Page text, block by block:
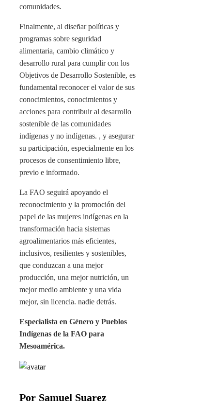
comunidades.
Finalmente, al diseñar políticas y
programas sobre seguridad
alimentaria, cambio climático y
desarrollo rural para cumplir con los
Objetivos de Desarrollo Sostenible, es
fundamental reconocer el valor de sus
conocimientos, conocimientos y
acciones para contribuir al desarrollo
sostenible de las comunidades
indígenas y no indígenas. , y asegurar
su participación, especialmente en los
procesos de consentimiento libre,
previo e informado.
La FAO seguirá apoyando el
reconocimiento y la promoción del
papel de las mujeres indígenas en la
transformación hacia sistemas
agroalimentarios más eficientes,
inclusivos, resilientes y sostenibles,
que conduzcan a una mejor
producción, una mejor nutrición, un
mejor medio ambiente y una vida
mejor, sin licencia. nadie detrás.
Especialista en Género y Pueblos
Indígenas de la FAO para
Mesoamérica.
Por Samuel Suarez